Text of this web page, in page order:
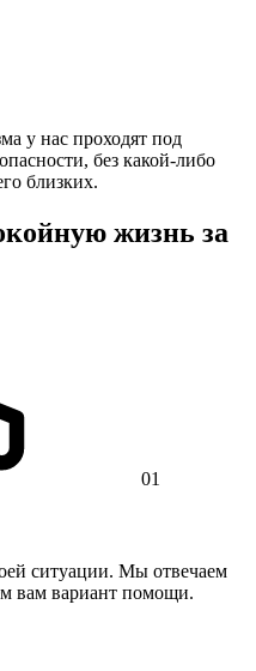
у нас проходят под
без какой-либо
близких.
жизнь за
01
ситуации. Мы отвечаем
вам вариант помощи.